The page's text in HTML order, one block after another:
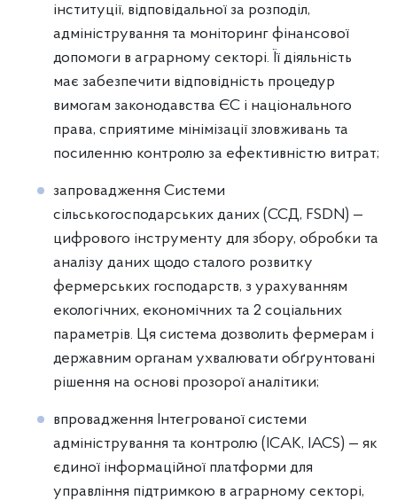
інституції, відповідальної за розподіл,
адміністрування та моніторинг фінансової
допомоги в аграрному секторі. Її діяльність
має забезпечити відповідність процедур
вимогам законодавства ЄС і національного
права, сприятиме мінімізації зловживань та
посиленню контролю за ефективністю витрат;
запровадження Системи
сільськогосподарських даних (ССД, FSDN) —
цифрового інструменту для збору, обробки та
аналізу даних щодо сталого розвитку
фермерських господарств, з урахуванням
екологічних, економічних та 2 соціальних
параметрів. Ця система дозволить фермерам і
державним органам ухвалювати обґрунтовані
рішення на основі прозорої аналітики;
впровадження Інтегрованої системи
адміністрування та контролю (ІСАК, IACS) — як
єдиної інформаційної платформи для
управління підтримкою в аграрному секторі,